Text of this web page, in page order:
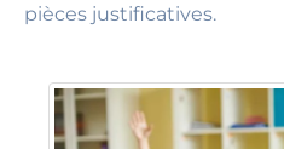
pièces justificatives.